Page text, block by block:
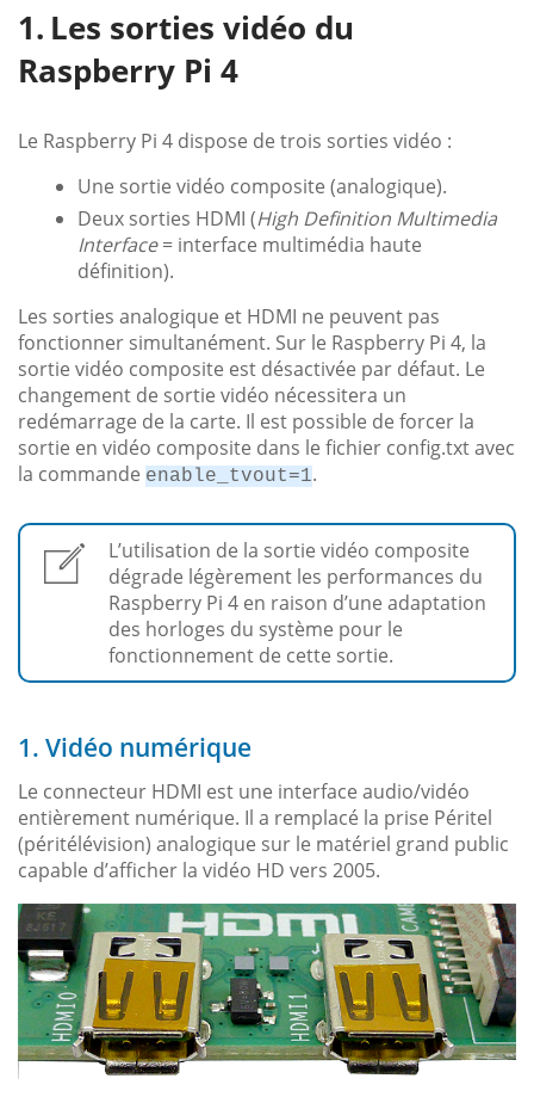
Les sorties vidéo du
Raspberry Pi 4
Le Raspberry Pi 4 dispose de trois sorties vidéo :
Une sortie vidéo composite (analogique).
Deux sorties HDMI (High Definition Multimedia
Interface= interface multimédia haute
définition).
Les sorties analogique et HDMI ne peuvent pas
fonctionner simultanément. Sur le Raspberry Pi 4, la
sortie vidéo composite est désactivée par défaut. Le
changement de sortie vidéo nécessitera un
redémarrage de la carte. Il est possible de forcer la
sortie en vidéo composite dans le fichier config.txt avec
la commande enable_tvout=1.
L’utilisation de la sortie vidéo composite
dégrade légèrement les performances du
Raspberry Pi 4 en raison d’une adaptation
des horloges du système pour le
fonctionnement de cette sortie.
1. Vidéo numérique
Le connecteur HDMI est une interface audio/vidéo
entièrement numérique. Il a remplacé la prise Péritel
(péritélévision) analogique sur le matériel grand public
capable d’afficher la vidéo HD vers 2005.